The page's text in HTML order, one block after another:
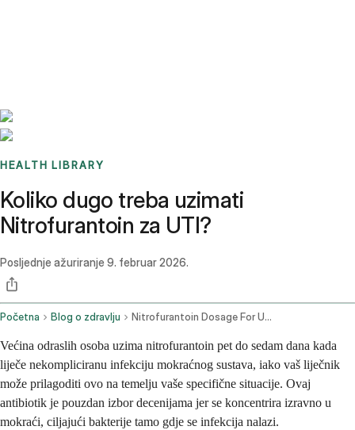
HEALTH LIBRARY
Koliko dugo treba uzimati
Nitrofurantoin za UTI?
Posljednje ažuriranje 9. februar 2026.
Početna Blog o zdravlju Nitrofurantoin Dosage For Uti How Many Days
Većina odraslih osoba uzima nitrofurantoin pet do sedam dana kada
liječe nekompliciranu infekciju mokraćnog sustava, iako vaš liječnik
može prilagoditi ovo na temelju vaše specifične situacije. Ovaj
antibiotik je pouzdan izbor decenijama jer se koncentrira izravno u
mokraći, ciljajući bakterije tamo gdje se infekcija nalazi.